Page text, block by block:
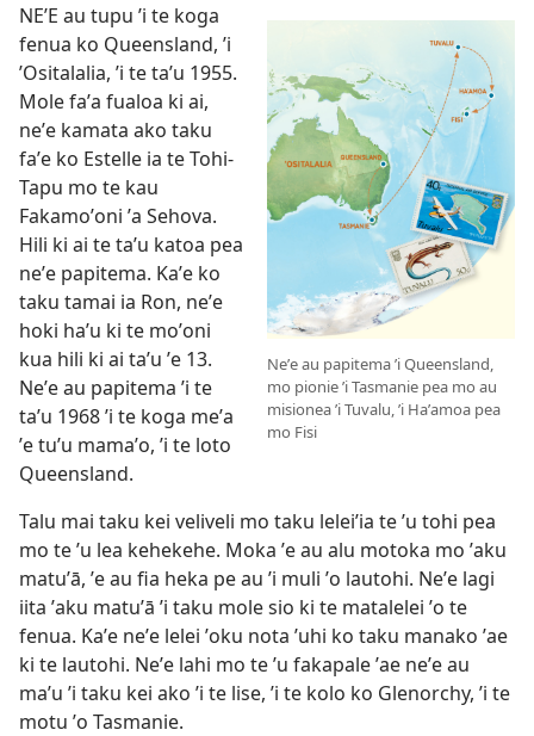
Neʼe au papitema ʼi Queensland,
mo pionie ʼi Tasmanie pea mo au
misionea ʼi Tuvalu, ʼi Haʼamoa pea
mo Fisi
NEʼE au tupu ʼi te koga
fenua ko Queensland, ʼi
ʼOsitalalia, ʼi te taʼu 1955.
Mole faʼa fualoa ki ai,
neʼe kamata ako taku
faʼe ko Estelle ia te Tohi-
Tapu mo te kau
Fakamoʼoni ʼa Sehova.
Hili ki ai te taʼu katoa pea
neʼe papitema. Kaʼe ko
taku tamai ia Ron, neʼe
hoki haʼu ki te moʼoni
kua hili ki ai taʼu ʼe 13.
Neʼe au papitema ʼi te
taʼu 1968 ʼi te koga meʼa
ʼe tuʼu mamaʼo, ʼi te loto
Queensland.
Talu mai taku kei veliveli mo taku leleiʼia te ʼu tohi pea
mo te ʼu lea kehekehe. Moka ʼe au alu motoka mo ʼaku
matuʼā, ʼe au fia heka pe au ʼi muli ʼo lautohi. Neʼe lagi
iita ʼaku matuʼā ʼi taku mole sio ki te matalelei ʼo te
fenua. Kaʼe neʼe lelei ʼoku nota ʼuhi ko taku manako ʼae
ki te lautohi. Neʼe lahi mo te ʼu fakapale ʼae neʼe au
maʼu ʼi taku kei ako ʼi te lise, ʼi te kolo ko Glenorchy, ʼi te
motu ʼo Tasmanie.